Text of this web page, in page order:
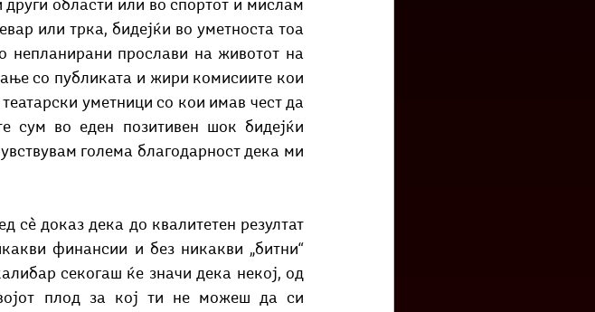
области или во спортот и мислам
или трка, бидејќи во уметноста тоа
непланирани прослави на животот на
со публиката и жири комисиите кои
уметници со кои имав чест да
сум во еден позитивен шок бидејќи
голема благодарност дека ми
сѐ доказ дека до квалитетен резултат
финансии и без никакви „битни“
секогаш ќе значи дека некој, од
плод за кој ти не можеш да си